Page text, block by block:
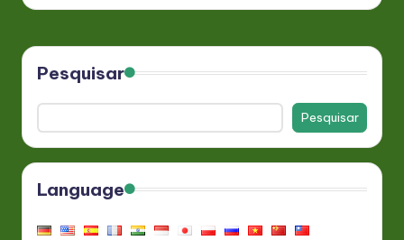
Pesquisar
Pesquisar
Language